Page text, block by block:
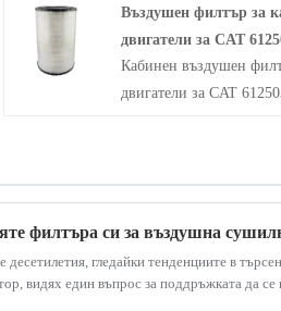
филтриране на
климатичната система
премахвайки прах,
нататък и подобряване
Въздушен филтър за
двигатели за CAT
Кабинен въздушен
двигатели за CAT
марки, включително
Komatsu и Freightliner.
филтър използва
за филтриране за
филтъра си за въздушна
гледайки тенденциите в
видях един въпрос за поддръжката да се